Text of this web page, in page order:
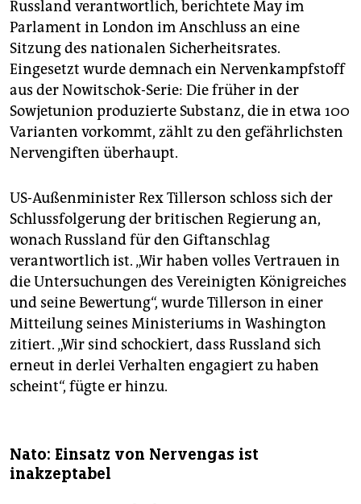
Russland verantwortlich, berichtete May im
Parlament in London im Anschluss an eine
Sitzung des nationalen Sicherheitsrates.
Eingesetzt wurde demnach ein Nervenkampfstoff
aus der Nowitschok-Serie: Die früher in der
Sowjetunion produzierte Substanz, die in etwa 100
Varianten vorkommt, zählt zu den gefährlichsten
Nervengiften überhaupt.
US-Außenminister Rex Tillerson schloss sich der
Schlussfolgerung der britischen Regierung an,
wonach Russland für den Giftanschlag
verantwortlich ist. „Wir haben volles Vertrauen in
die Untersuchungen des Vereinigten Königreiches
und seine Bewertung“, wurde Tillerson in einer
Mitteilung seines Ministeriums in Washington
zitiert. „Wir sind schockiert, dass Russland sich
erneut in derlei Verhalten engagiert zu haben
scheint“, fügte er hinzu.
Nato: Einsatz von Nervengas ist
inakzeptabel